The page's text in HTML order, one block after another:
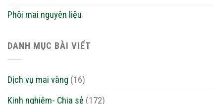
Phôi mai nguyên liệu
DANH MỤC BÀI VIẾT
Dịch vụ mai vàng (16)
Kinh nghiệm- Chia sẻ (172)